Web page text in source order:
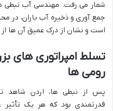
شمار می رفت. مهندسی آب نبطی
جمع آوری و ذخیره آب باران، در
است و نشان از درک عمیق آن ها
تسلط امپراتوری های
رومی ها
پس از نبطی ها، اردن شاهد
قدرتمندی بود که هر یک تأثیر